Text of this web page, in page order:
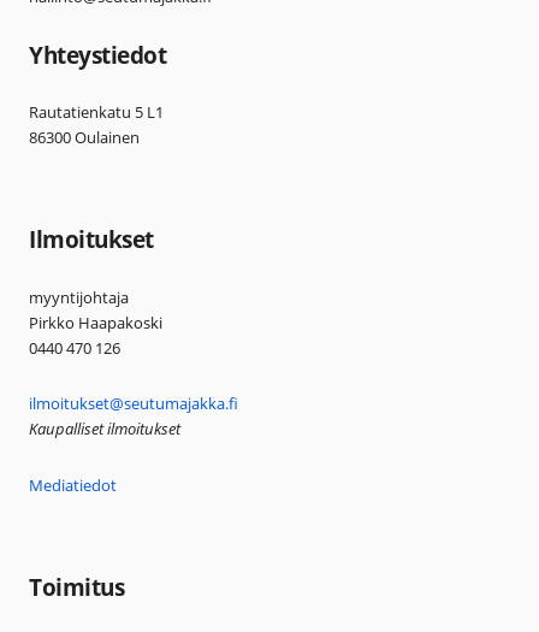
Yhteystiedot
Rautatienkatu 5 L1
86300 Oulainen
Ilmoitukset
myyntijohtaja
Pirkko Haapakoski
0440 470 126
ilmoitukset@seutumajakka.fi
Kaupalliset ilmoitukset
Mediatiedot
Toimitus